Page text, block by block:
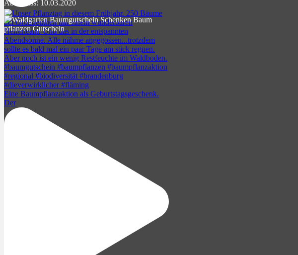
Eine Baumpflanzaktion als Geburtstagsgeschenk.
Der
Abschluss: 10.03.2020